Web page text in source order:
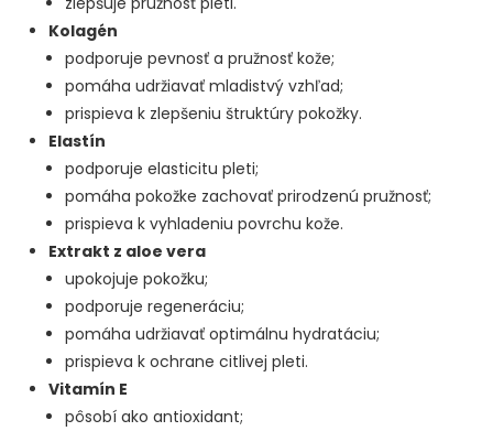
Kolagén
podporuje pevnosť a pružnosť kože;
pomáha udržiavať mladistvý vzhľad;
prispieva k zlepšeniu štruktúry pokožky.
Elastín
podporuje elasticitu pleti;
pomáha pokožke zachovať prirodzenú pružnosť;
prispieva k vyhladeniu povrchu kože.
Extrakt z aloe vera
upokojuje pokožku;
podporuje regeneráciu;
pomáha udržiavať optimálnu hydratáciu;
prispieva k ochrane citlivej pleti.
Vitamín E
pôsobí ako antioxidant;